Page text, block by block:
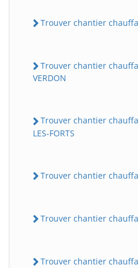
Trouver chantier
Trouver chantier
VERDON
Trouver chantier
LES-FORTS
Trouver chantier
Trouver chantier
Trouver chantier